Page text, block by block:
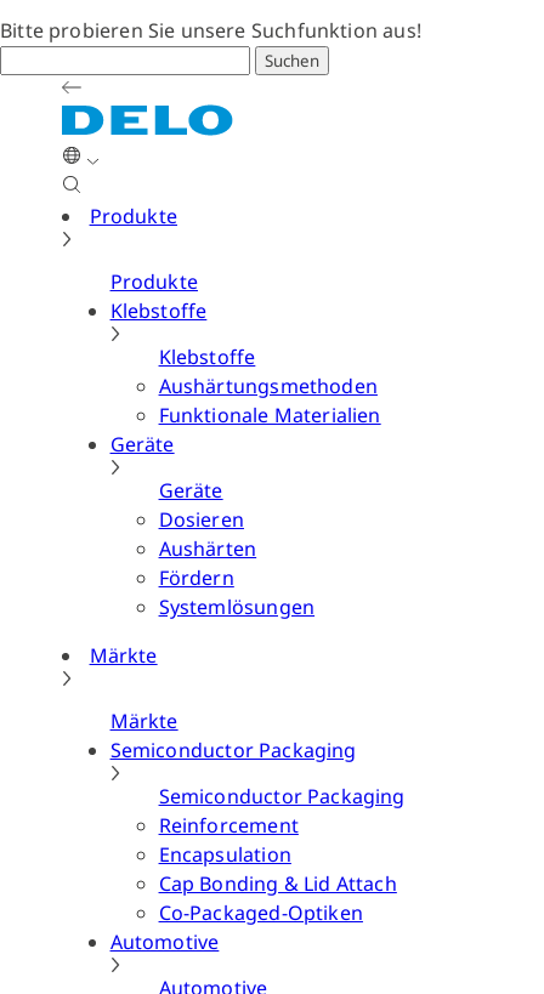
Bitte probieren Sie unsere Suchfunktion aus!
Suchen
Produkte
Produkte
Klebstoffe
Klebstoffe
Aushärtungsmethoden
Funktionale Materialien
Geräte
Geräte
Dosieren
Aushärten
Fördern
Systemlösungen
Märkte
Märkte
Semiconductor Packaging
Semiconductor Packaging
Reinforcement
Encapsulation
Cap Bonding & Lid Attach
Co-Packaged-Optiken
Automotive
Automotive